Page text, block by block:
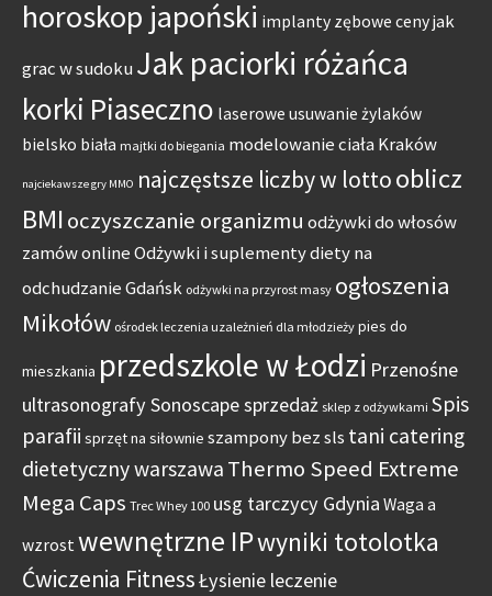
horoskop japoński implanty zębowe cenyjak
grac w sudoku Jak paciorki różańca
korki Piaseczno laserowe usuwanie żylaków
bielsko biała majtki do biegania modelowanie ciała Kraków
najciekawsze gry MMO najczęstsze liczby w lottooblicz
BMI oczyszczanie organizmu odżywki do włosów
zamów onlineOdżywki i suplementy diety na
odchudzanie Gdańsk odżywki na przyrost masy ogłoszenia
Mikołów ośrodek leczenia uzależnień dla młodzieży pies do
mieszkania przedszkole w Łodzi Przenośne
ultrasonografy Sonoscape sprzedaż sklep z odżywkami Spis
parafii sprzęt na siłownie szampony bez sls tani catering
dietetyczny warszawa Thermo Speed Extreme
Mega Caps Trec Whey 100 usg tarczycy Gdynia Waga a
wzrost wewnętrzne IPwyniki totolotka
Ćwiczenia FitnessŁysienie leczenie